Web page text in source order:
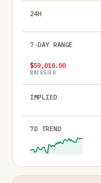
$59,010.00
BAISSIER